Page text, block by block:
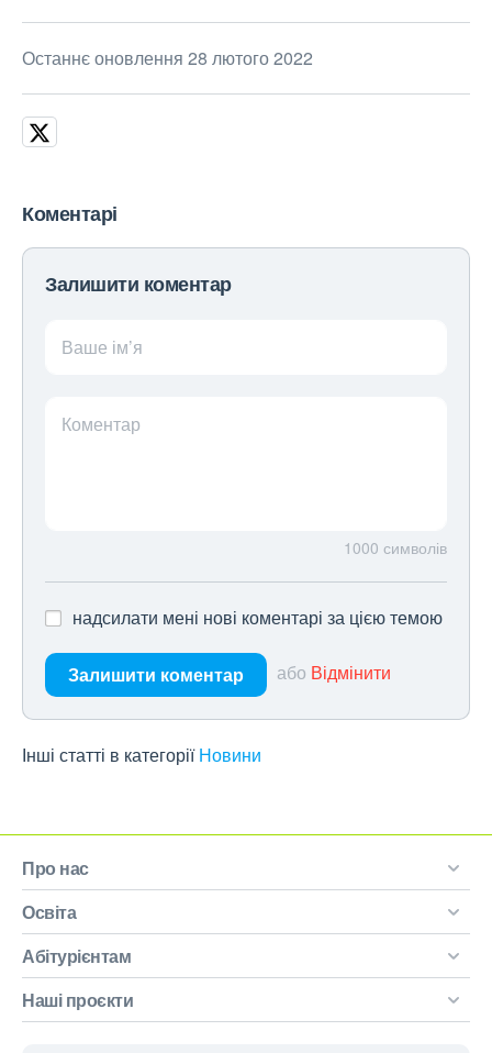
Останнє оновлення 28 лютого 2022
Коментарі
Залишити коментар
Ваше ім’я
Коментар
1000 символів
надсилати мені нові коментарі за цією темою
Залишити коментар або Відмінити
Інші статті в категорії Новини
Про нас
Освіта
Абітурієнтам
Наші проєкти